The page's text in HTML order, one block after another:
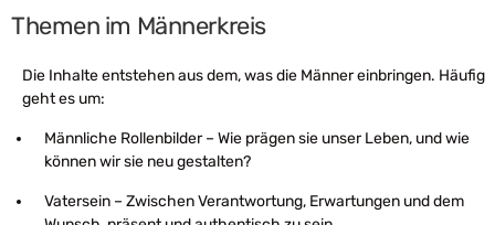
Themen im Männerkreis
Die Inhalte entstehen aus dem, was die Männer einbringen. Häufig
geht es um:
Männliche Rollenbilder – Wie prägen sie unser Leben, und wie
können wir sie neu gestalten?
Vatersein – Zwischen Verantwortung, Erwartungen und dem